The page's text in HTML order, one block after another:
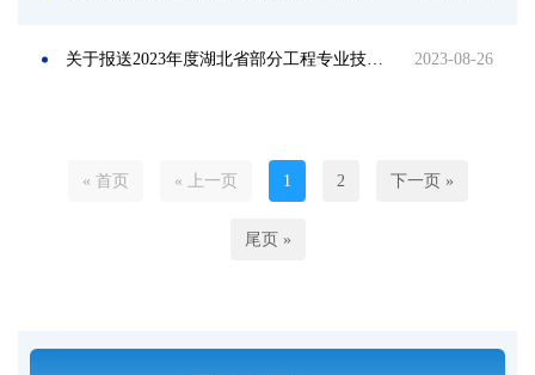
2023-08-26
« 首页 « 上一页 1 2 下一页 »
尾页 »